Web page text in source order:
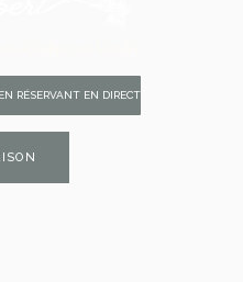
RÉSERVANT EN DIRECT